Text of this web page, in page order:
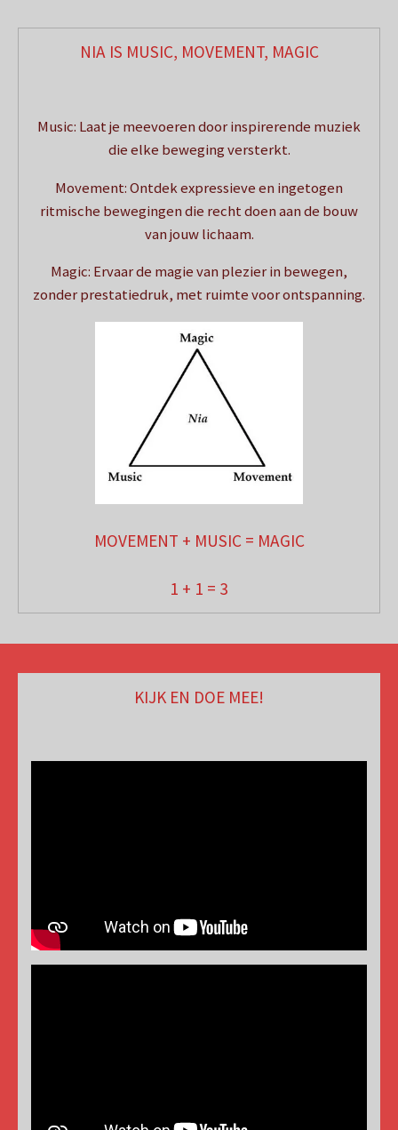
NIA IS MUSIC, MOVEMENT, MAGIC
Music: Laat je meevoeren door inspirerende muziek
die elke beweging versterkt.
Movement: Ontdek expressieve en ingetogen
ritmische bewegingen die recht doen aan de bouw
van jouw lichaam.
Magic: Ervaar de magie van plezier in bewegen,
zonder prestatiedruk, met ruimte voor ontspanning.
MOVEMENT + MUSIC = MAGIC
1 + 1 = 3
KIJK EN DOE MEE!